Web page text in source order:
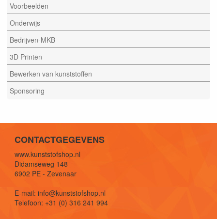
Voorbeelden
Onderwijs
Bedrijven-MKB
3D Printen
Bewerken van kunststoffen
Sponsoring
CONTACTGEGEVENS
www.kunststofshop.nl
Didamseweg 148
6902 PE - Zevenaar
E-mail: info@kunststofshop.nl
Telefoon: +31 (0) 316 241 994